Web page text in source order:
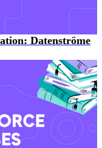
Datenströme